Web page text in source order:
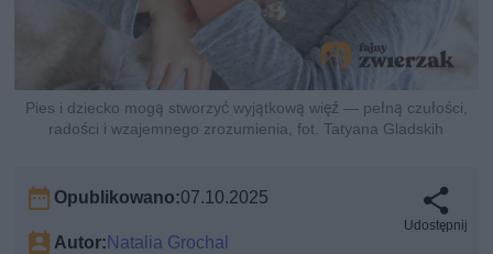
Pies i dziecko mogą stworzyć wyjątkową więź — pełną czułości,
radości i wzajemnego zrozumienia, fot. Tatyana Gladskih
Opublikowano:07.10.2025
Autor:Natalia Grochal
Udostępnij